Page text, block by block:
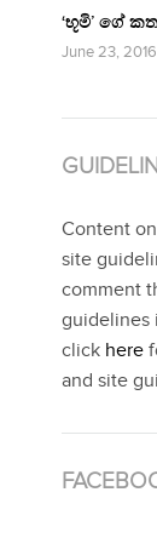
‘භූමි’ ගේ
June 23, 2016
Content
site
comment
guidelines
click here
and site